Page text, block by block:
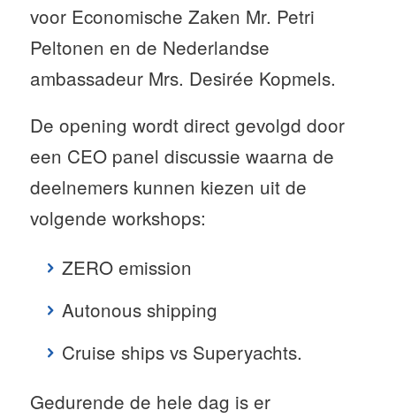
voor Economische Zaken Mr. Petri
Peltonen en de Nederlandse
ambassadeur Mrs. Desirée Kopmels.
De opening wordt direct gevolgd door
een CEO panel discussie waarna de
deelnemers kunnen kiezen uit de
volgende workshops:
ZERO emission
Autonous shipping
Cruise ships vs Superyachts.
Gedurende de hele dag is er